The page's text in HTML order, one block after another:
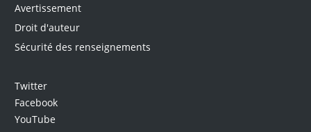
Avertissement
Droit d'auteur
Sécurité des renseignements
Twitter
Facebook
YouTube